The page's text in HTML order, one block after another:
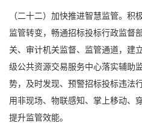
（二十二）加快推进智慧监管。
监管转变，畅通招标投标行政监督
关、审计机关监督、监管通道，建
级公共资源交易服务中心落实辅助
势，及时发现、预警招标投标违法
用非现场、物联感知、掌上移动、
提升监管效能。